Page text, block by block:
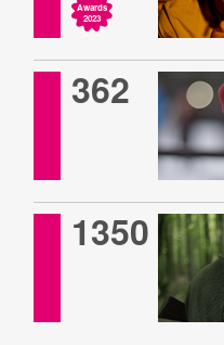
Awards
2023
362
1350